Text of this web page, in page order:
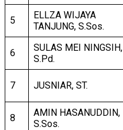
5
ELLZA WIJAYA
TANJUNG, S.Sos.
6
SULAS MEI NINGSIH,
S.Pd.
7 JUSNIAR, ST.
8
AMIN HASANUDDIN,
S.Sos.